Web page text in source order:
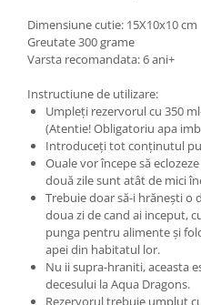
Dimensiune cutie: 15X10x10 cm
Greutate 300 grame
Varsta recomandata: 6 ani+
Instructiune de utilizare:
Umpleți rezervorul cu 350
(Atentie! Obligatoriu apa
Introduceți tot conținutul
Ouale vor începe să
două zile sunt atât de mici
Trebuie doar să-i hrănești o
doua zi de cand ai inceput,
punga pentru alimente și
apei din habitatul lor.
Nu ii supra-hraniti, aceasta
decesului la Aqua Dragons.
Rezervorul trebuie umplut